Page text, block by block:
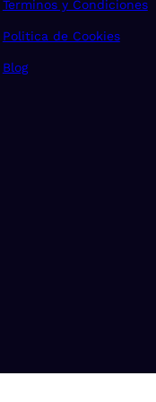
Terminos y Condiciones
Politica de Cookies
Blog